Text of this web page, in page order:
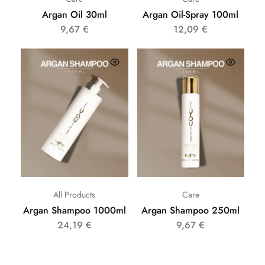
Argan Oil 30ml
9,67 €
Argan Oil-Spray 100ml
12,09€
All Products
Argan Shampoo 1000ml
24,19 €
Care
Argan Shampoo 250ml
9,67€